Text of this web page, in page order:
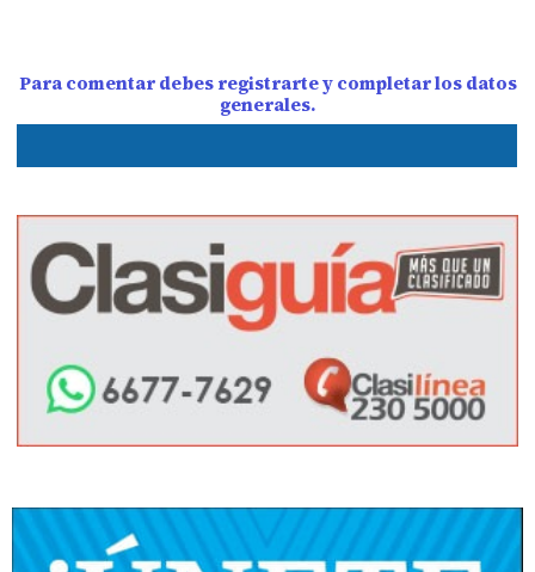
Para comentar debes registrarte y completar los datos
generales.